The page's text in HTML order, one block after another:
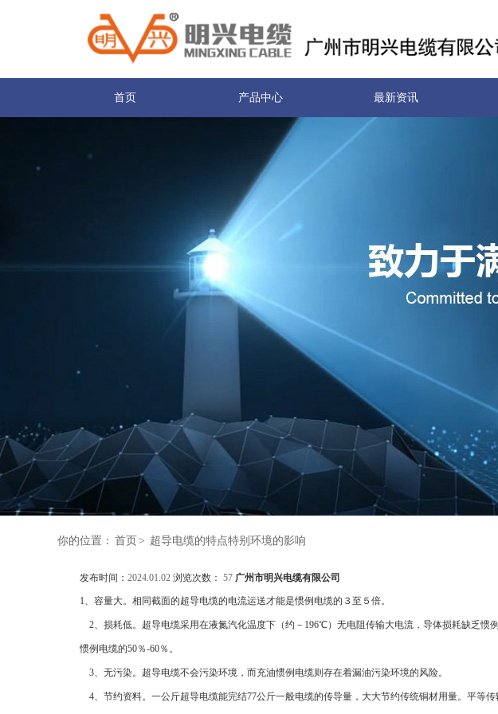
首页 产品中心 最新资讯
你的位置： 首页 > 超导电缆的特点特别环境的影响
发布时间： 2024.01.02 浏览次数： 57 广州市明兴电缆有限公司
1、容量大。相同截面的超导电缆的电流运送才能是惯例电缆的３至５倍。
2、损耗低。超导电缆采用在液氮汽化温度下（约－196℃）无电阻传输大电流，导体损耗缺乏惯
惯例电缆的50％-60％。
3、无污染。超导电缆不会污染环境，而充油惯例电缆则存在着漏油污染环境的风险。
4、节约资料。一公斤超导电缆能完结77公斤一般电缆的传导量，大大节约传统铜材用量。平等